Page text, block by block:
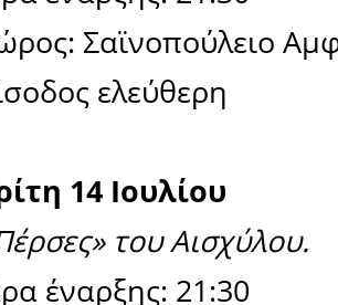
«Ταξίδι
Ώρα